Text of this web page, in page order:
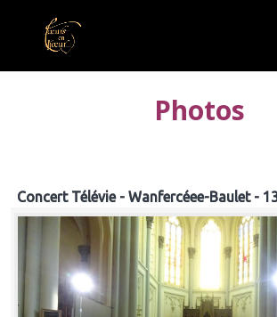
Photos
Concert Télévie - Wanfercéee-Baulet -